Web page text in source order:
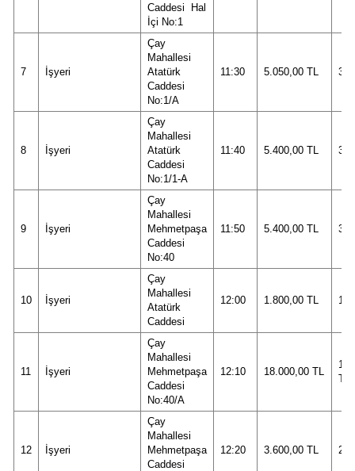
Caddesi Hal
İçi No:1
7 İşyeri
Çay
Mahallesi
Atatürk
Caddesi
No:1/A
11:30 5.050,00 TL
8 İşyeri
Çay
Mahallesi
Atatürk
Caddesi
No:1/1-A
11:40 5.400,00 TL
9 İşyeri
Çay
Mahallesi
Mehmetpaşa
Caddesi
No:40
11:50 5.400,00 TL
10 İşyeri
Çay
Mahallesi
Atatürk
Caddesi
12:00 1.800,00 TL
11 İşyeri
Çay
Mahallesi
Mehmetpaşa
Caddesi
No:40/A
12:10 18.000,00 TL
TL
12 İşyeri
Çay
Mahallesi
Mehmetpaşa
Caddesi
12:20 3.600,00 TL